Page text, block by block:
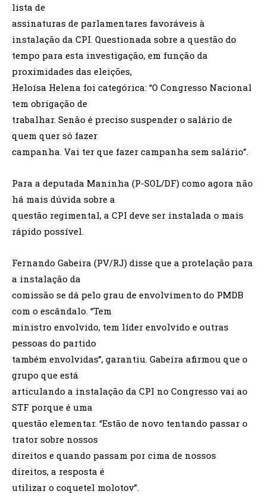
lista de
assinaturas de parlamentares favoráveis à
instalação da CPI. Questionada sobre a questão do
tempo para esta investigação, em função da
proximidades das eleições,
Heloísa Helena foi categórica: “O Congresso Nacional
tem obrigação de
trabalhar. Senão é preciso suspender o salário de
quem quer só fazer
campanha. Vai ter que fazer campanha sem salário”.
Para a deputada Maninha (P-SOL/DF) como agora não
há mais dúvida sobre a
questão regimental, a CPI deve ser instalada o mais
rápido possível.
Fernando Gabeira (PV/RJ) disse que a protelação para
a instalação da
comissão se dá pelo grau de envolvimento do PMDB
com o escândalo. “Tem
ministro envolvido, tem líder envolvido e outras
pessoas do partido
também envolvidas”, garantiu. Gabeira afirmou que o
grupo que está
articulando a instalação da CPI no Congresso vai ao
STF porque é uma
questão elementar. “Estão de novo tentando passar o
trator sobre nossos
direitos e quando passam por cima de nossos
direitos, a resposta é
utilizar o coquetel molotov”.